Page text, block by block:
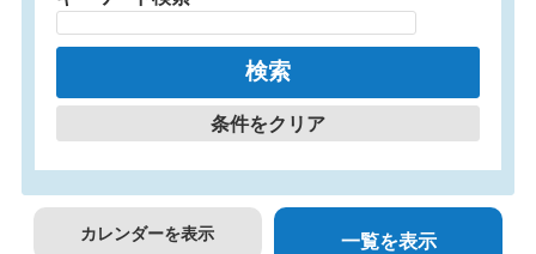
条件をクリア
カレンダーを表示 一覧を表示